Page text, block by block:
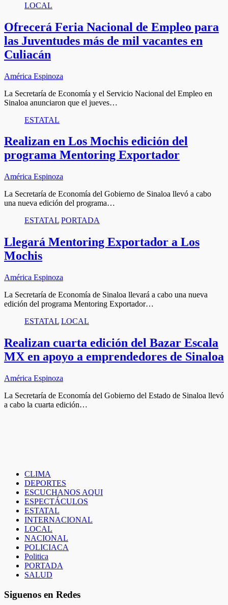
LOCAL
Ofrecerá Feria Nacional de Empleo para
las Juventudes más de mil vacantes en
Culiacán
América Espinoza
La Secretaría de Economía y el Servicio Nacional del Empleo en
Sinaloa anunciaron que el jueves…
ESTATAL
Realizan en Los Mochis edición del
programa Mentoring Exportador
América Espinoza
La Secretaría de Economía del Gobierno de Sinaloa llevó a cabo
una nueva edición del programa…
ESTATAL PORTADA
Llegará Mentoring Exportador a Los
Mochis
América Espinoza
La Secretaría de Economía de Sinaloa llevará a cabo una nueva
edición del programa Mentoring Exportador…
ESTATAL LOCAL
Realizan cuarta edición del Bazar Escala
MX en apoyo a emprendedores de Sinaloa
América Espinoza
La Secretaría de Economía del Gobierno del Estado de Sinaloa llevó
a cabo la cuarta edición…
CLIMA
DEPORTES
ESCUCHANOS AQUI
ESPECTÁCULOS
ESTATAL
INTERNACIONAL
LOCAL
NACIONAL
POLICIACA
Politica
PORTADA
SALUD
Siguenos en Redes